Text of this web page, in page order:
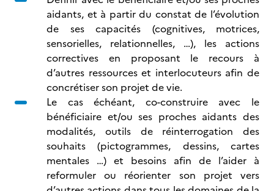
aidants, et à partir du constat de l’évolution
de ses capacités (cognitives, motrices,
sensorielles, relationnelles, …), les actions
correctives en proposant le recours à
d’autres ressources et interlocuteurs afin de
concrétiser son projet de vie.
Le cas échéant, co-construire avec le
bénéficiaire et/ou ses proches aidants des
modalités, outils de réinterrogation des
souhaits (pictogrammes, dessins, cartes
mentales …) et besoins afin de l’aider à
reformuler ou réorienter son projet vers